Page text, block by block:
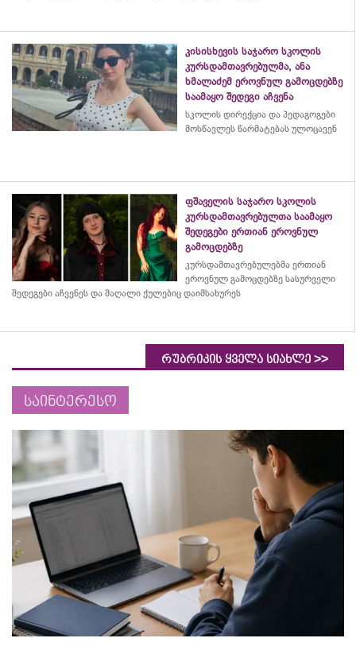
კისისხევის საჯარო სკოლის
კურსდამთავრებულმა, ანა
ხმალაძემ ეროვნულ გამოცდებზე
საამაყო შედეგი აჩვენა
სკოლის დირექცია და პედაგოგები
მოსწავლეს წარმატებას ულოცავენ
ფშაველის საჯარო სკოლის
კურსდამთავრებულთა საამაყო
შედეგები ერთიან ეროვნულ
გამოცდებზე
კურსდამთავრებულებმა ერთიან
ეროვნულ გამოცდებზე სასურველი
შედეგები აჩვენეს და მაღალი ქულებიც დაიმსახურეს
რუბრიკის ყველა სიახლე >>
საინტერესო